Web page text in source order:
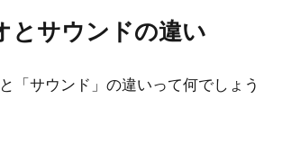
とサウンドの違い
「サウンド」の違いって何でしょう